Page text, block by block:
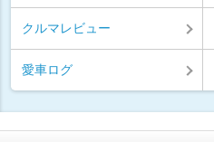
クルマレビュー
愛車ログ